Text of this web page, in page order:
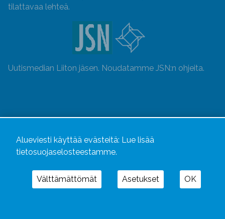
tilattavaa lehteä.
Uutismedian Liiton jäsen. Noudatamme JSN:n ohjeita.
Alueviesti käyttää evästeitä: Lue lisää
tietosuojaselosteestamme.
Välttämättömät Asetukset OK